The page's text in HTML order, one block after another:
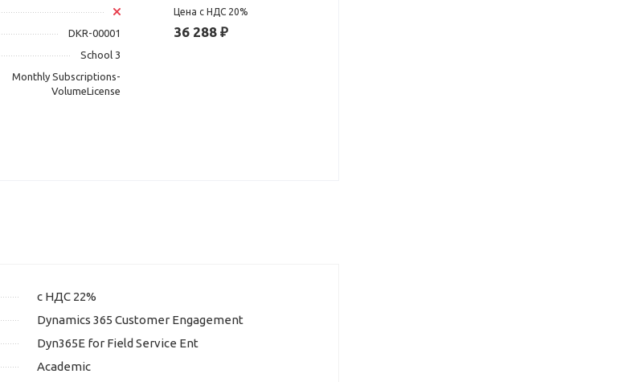
DKR-00001
School 3
Monthly Subscriptions-
VolumeLicense
Цена с НДС 20%
36 288 ₽
с НДС 22%
Dynamics 365 Customer Engagement
Dyn365E for Field Service Ent
Academic